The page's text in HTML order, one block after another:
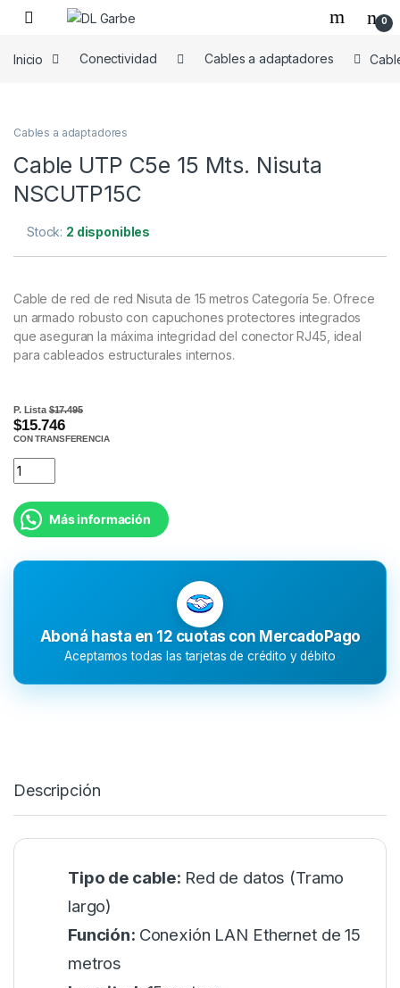
0
Inicio Conectividad Cables a adaptadores
Cables a adaptadores
Cable UTP C5e 15 Mts. Nisuta
NSCUTP15C
Stock: 2 disponibles
Cable de red de red Nisuta de 15 metros Categoría 5e. Ofrece
un armado robusto con capuchones protectores integrados
que aseguran la máxima integridad del conector RJ45, ideal
para cableados estructurales internos.
P. Lista$17.495
$15.746
CON TRANSFERENCIA
Más información
Aboná hasta en 12 cuotas con MercadoPago
Aceptamos todas las tarjetas de crédito y débito
Descripción
Tipo de cable: Red de datos (Tramo
largo)
Función: Conexión LAN Ethernet de 15
metros